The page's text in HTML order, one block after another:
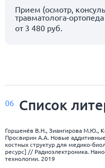
Прием (осмотр,
травматолога-
от 3 480 руб.
06 Список
Горшенёв В.Н., Зиангирова М.Ю.,
Просвирин А.А. Новые
костных структур для медико-
ресурс] // Радиоэлектроника.
технологии. 2019